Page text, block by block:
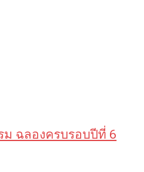
ม ฉลองครบรอบปีที่ 6